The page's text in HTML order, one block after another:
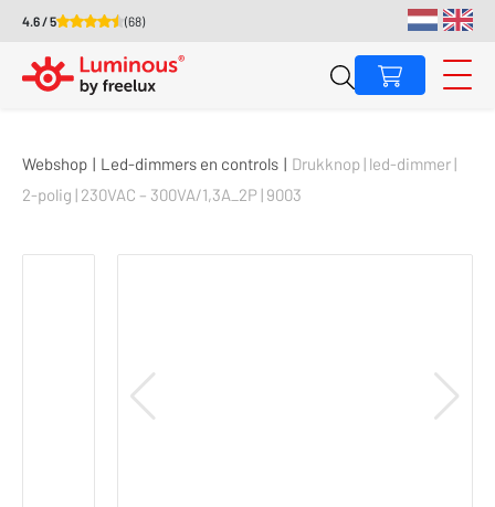
4.6 / 5 (68)
Webshop | Led-dimmers en controls | Drukknop | led-dimmer |
2-polig | 230VAC – 300VA/1,3A_2P | 9003